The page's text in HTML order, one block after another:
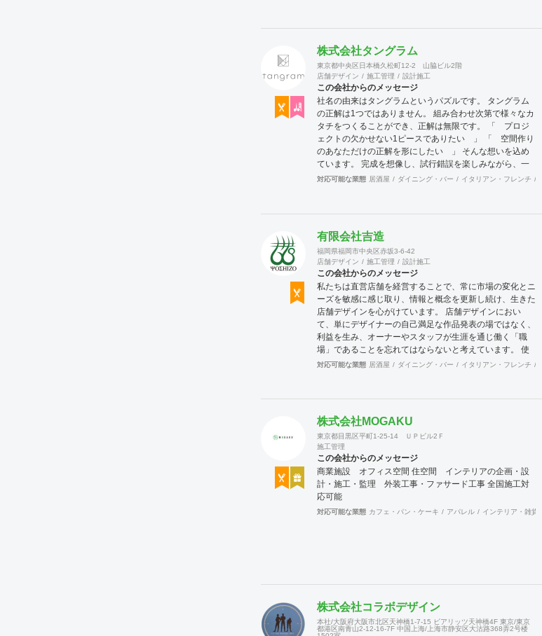
ドの出店をバックアップできる体制も整えてきました。そ
要なのか、そこをきちんとアドバイスできる会社でありた
いと思っています。 業務内容 ・店舗設計（物販店／飲食
店／美容室など） ・ブランディング及びディレクション
業務 ・出店におけるトータルデザイン ・住宅リノベーシ
ョン ・家具及び什器デザイン
株式会社タングラム
東京都中央区日本橋久松町12-2 山脇ビル2階
店舗デザイン
施工管理 設計施工
この会社からのメッセージ
社名の由来はタングラムというパズルです。 タングラム
の正解は1つではありません。 組み合わせ次第で様々なカ
タチをつくることができ、正解は無限です。 「 プロジ
ェクトの欠かせない1ピースでありたい 」 「 空間作り
のあなただけの正解を形にしたい 」 そんな想いを込め
ています。 完成を想像し、試行錯誤を楽しみながら、 ​一
緒にワクワクしたいと思っています。
対応可能な業態 居酒屋 ダイニング・バー イタリアン・フレンチ
有限会社吉造
福岡県福岡市中央区赤坂3-6-42
店舗デザイン
施工管理 設計施工
この会社からのメッセージ
私たちは直営店舗を経営することで、常に市場の変化とニ
ーズを敏感に感じ取り、情報と概念を更新し続け、生きた
店舗デザインを心がけています。 店舗デザインにおい
て、単にデザイナーの自己満足な作品発表の場ではなく、
利益を生み、オーナーやスタッフが生涯を通じ働く「職
場」であることを忘れてはならないと考えています。 使
いやすく、そして居心地がよく、時代の流れに左右されな
業をそなえており、テナント・出店地選びや資金調達から
ご相談ください。
対応可能な業態 居酒屋 ダイニング・バー イタリアン・フレンチ
株式会社MOGAKU
東京都目黒区平町1-25-14 ＵＰビル2Ｆ
施工管理
この会社からのメッセージ
商業施設 オフィス空間 住空間 インテリアの企画・設
計・施工・監理 外装工事・ファサード工事 全国施工対
応可能
対応可能な業態 カフェ・パン・ケーキ アパレル インテリア・雑貨
株式会社コラボデザイン
本社/大阪府大阪市北区天神橋1-7-15 ビアリッツ天神橋4F 東京/東京
都港区南青山2-12-16-7F 中国上海/上海市静安区大沽路368弄2号楼